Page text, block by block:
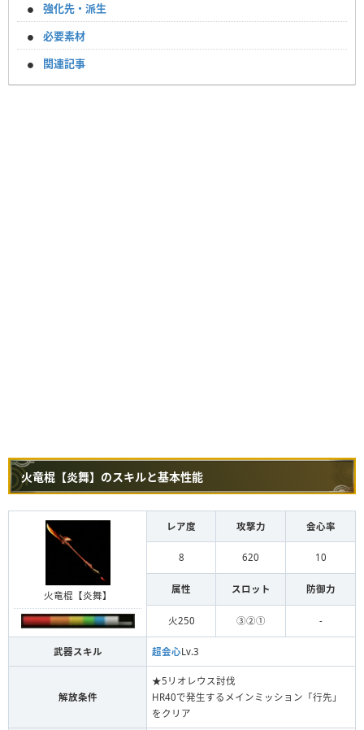
強化先・派生
必要素材
関連記事
火竜棍【炎舞】のスキルと基本性能
火竜棍【炎舞】
レア度 攻撃力 会心率
8 620 10
属性 スロット 防御力
火250 ③②① -
武器スキル 超会心Lv.3
解放条件
★5リオレウス討伐
HR40で発生するメインミッション「行先」
をクリア